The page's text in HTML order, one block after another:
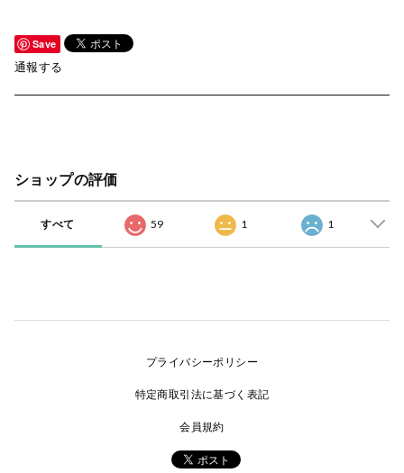
Save
通報する
ショップの評価
すべて 59 1 1
プライバシーポリシー
特定商取引法に基づく表記
会員規約